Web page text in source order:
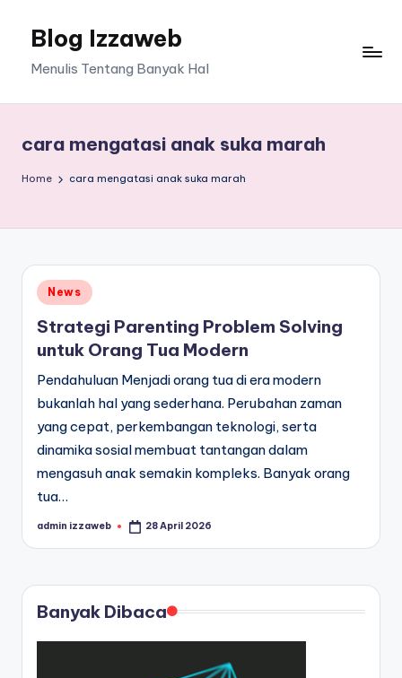
Blog Izzaweb
Menulis Tentang Banyak Hal
cara mengatasi anak suka marah
Home cara mengatasi anak suka marah
Posted
in
News
Strategi Parenting Problem Solving
untuk Orang Tua Modern
Pendahuluan Menjadi orang tua di era modern
bukanlah hal yang sederhana. Perubahan zaman
yang cepat, perkembangan teknologi, serta
dinamika sosial membuat tantangan dalam
mengasuh anak semakin kompleks. Banyak orang
tua…
Posted
admin izzaweb 28 April 2026
Banyak Dibaca